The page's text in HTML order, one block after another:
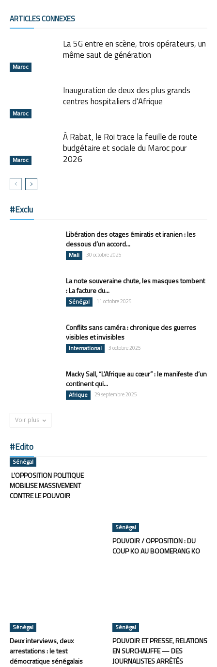
ARTICLES CONNEXES
Maroc
La 5G entre en scène, trois opérateurs, un
même saut de génération
Maroc
Inauguration de deux des plus grands
centres hospitaliers d’Afrique
Maroc
À Rabat, le Roi trace la feuille de route
budgétaire et sociale du Maroc pour
2026
#Exclu
Libération des otages émiratis et iranien : les
dessous d’un accord...
Mali 30 octobre 2025
La note souveraine chute, les masques tombent
: La facture du...
Sénégal 11 octobre 2025
Conflits sans caméra : chronique des guerres
visibles et invisibles
International 3 octobre 2025
Macky Sall, “L’Afrique au cœur” : le manifeste d’un
continent qui...
Afrique 29 septembre 2025
Voir plus
#Edito
Sénégal
L’OPPOSITION POLITIQUE
MOBILISE MASSIVEMENT
CONTRE LE POUVOIR
Sénégal
POUVOIR / OPPOSITION : DU
COUP KO AU BOOMERANG KO
Sénégal
Deux interviews, deux
arrestations : le test
démocratique sénégalais
Sénégal
POUVOIR ET PRESSE, RELATIONS
EN SURCHAUFFE — DES
JOURNALISTES ARRÊTÉS